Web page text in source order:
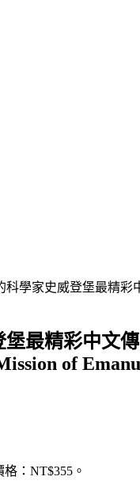
學家史威登堡最精彩
最精彩中文
of
格：NT$355。